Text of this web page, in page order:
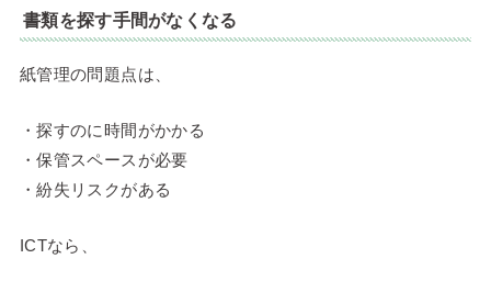
書類を探す手間がなくなる
紙管理の問題点は、
・探すのに時間がかかる
・保管スペースが必要
・紛失リスクがある
ICTなら、